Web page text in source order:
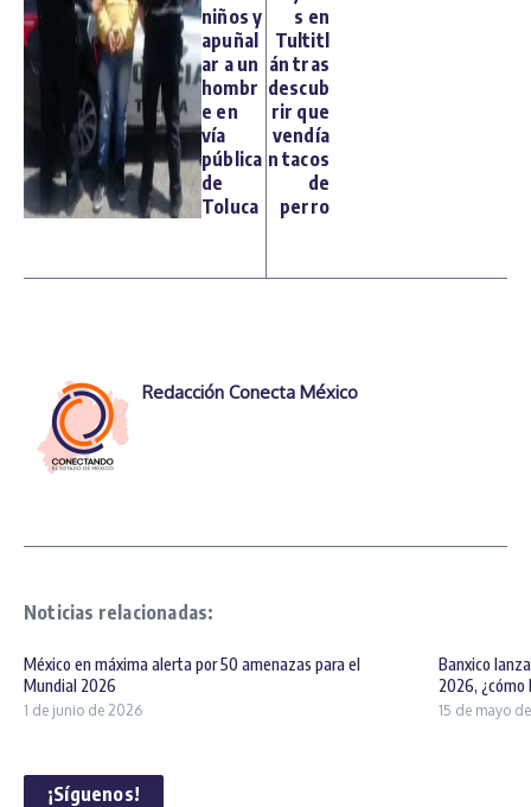
niños y
apuñal
ar a un
hombr
e en
vía
pública
de
Toluca
s en
Tultitl
án tras
descub
rir que
vendía
n tacos
de
perro
Redacción Conecta México
Noticias relacionadas:
México en máxima alerta por 50 amenazas para el
Mundial 2026
1 de junio de 2026
Banxico
2026, ¿cómo
15 de mayo
¡Síguenos!